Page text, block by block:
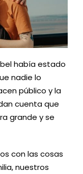
había estado
nadie lo
público y la
cuenta que
grande y se
con las cosas
nuestros